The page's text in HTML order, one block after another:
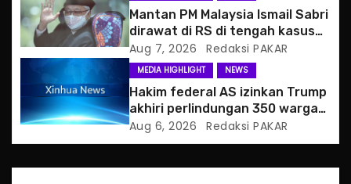
i
o
n
Mantan PM Malaysia Ismail Sabri
dirawat di RS di tengah kasus
hukum
Aug 7, 2026 Redaksi PAKAR
MEDIA HIGHLIGHT NEWS
Hakim federal AS izinkan Trump
akhiri perlindungan 350 warga
Haiti
Aug 6, 2026 Redaksi PAKAR